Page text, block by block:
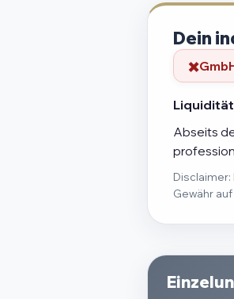
Dein
Abseits
Gewähr